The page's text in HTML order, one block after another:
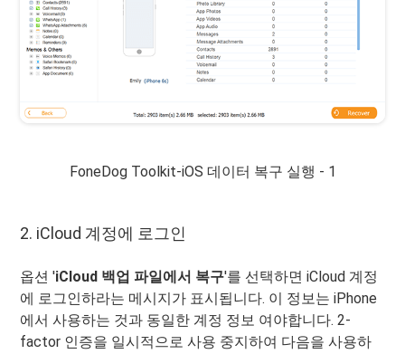
FoneDog Toolkit-iOS 데이터 복구 실행 - 1
2. iCloud 계정에 로그인
옵션 'iCloud 백업 파일에서 복구'를 선택하면 iCloud 계정
에 로그인하라는 메시지가 표시됩니다. 이 정보는 iPhone
에서 사용하는 것과 동일한 계정 정보 여야합니다. 2-
factor 인증을 일시적으로 사용 중지하여 다음을 사용하